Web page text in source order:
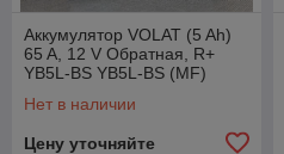
Аккумулятор VOLAT (5 Ah)
65 A, 12 V Обратная, R+
YB5L-BS YB5L-BS (MF)
Нет в наличии
Цену уточняйте